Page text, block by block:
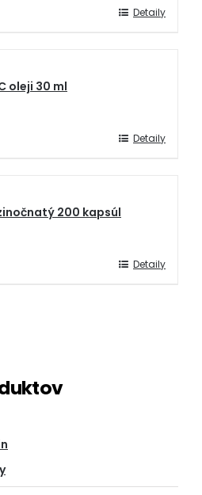
Detaily
oleji 30 ml
Detaily
200 kapsúl
Detaily